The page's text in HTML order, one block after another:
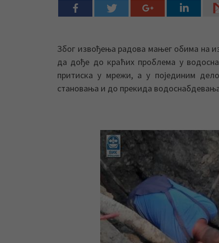
Због извођења радова мањег обима на
да дође до краћих проблема у
притиска у мрежи, а у појединим
становања и до прекида